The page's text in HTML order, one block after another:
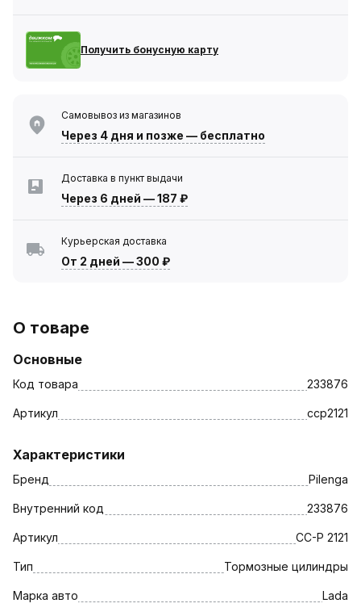
Получить бонусную карту
Самовывоз из магазинов
Через 4 дня и позже — бесплатно
Доставка в пункт выдачи
Через 6 дней —187 ₽
Курьерская доставка
От 2 дней —300 ₽
О товаре
Основные
Код товара 233876
Артикул ccp2121
Характеристики
Бренд Pilenga
Внутренний код 233876
Артикул CC-P 2121
Тип Тормозные цилиндры
Марка авто Lada